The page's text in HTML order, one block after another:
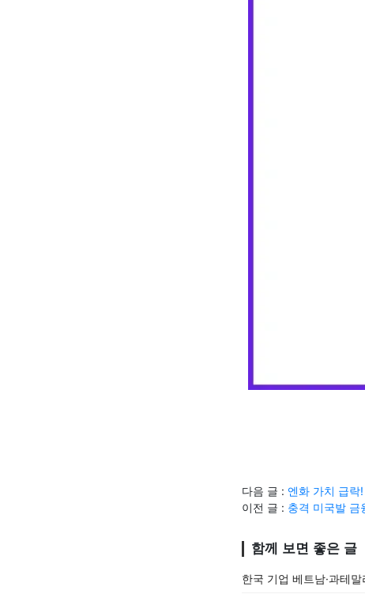
다음 글 : 엔화 가치 급락
이전 글 : 충격 미국발 금
함께 보면 좋은 글
한국 기업 베트남·과테